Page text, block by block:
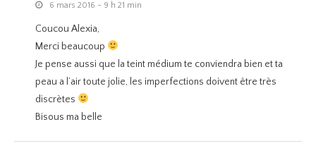
6 mars 2016 - 9 h 21 min
Coucou Alexia,
Merci beaucoup
Je pense aussi que la teint médium te conviendra bien et ta
peau a l’air toute jolie, les imperfections doivent être très
discrètes
Bisous ma belle